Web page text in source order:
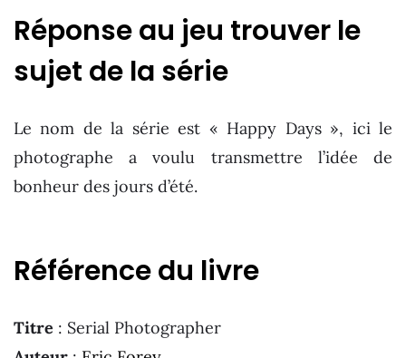
Réponse au jeu trouver le
sujet de la série
Le nom de la série est « Happy Days », ici le
photographe a voulu transmettre l’idée de
bonheur des jours d’été.
Référence du livre
Titre : Serial Photographer